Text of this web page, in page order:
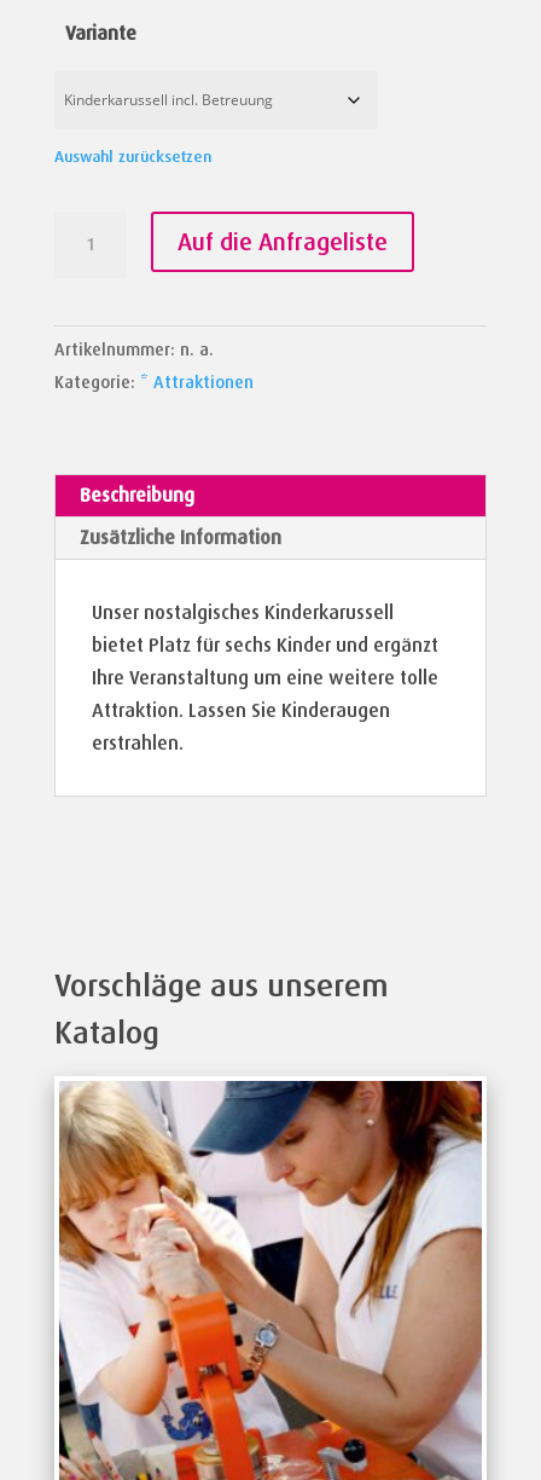
Variante
Auswahl zurücksetzen
Menge
Auf die Anfrageliste
Artikelnummer: n. a.
Kategorie: * Attraktionen
Beschreibung
Zusätzliche Information
Unser nostalgisches Kinderkarussell
bietet Platz für sechs Kinder und ergänzt
Ihre Veranstaltung um eine weitere tolle
Attraktion. Lassen Sie Kinderaugen
erstrahlen.
Vorschläge aus unserem
Katalog